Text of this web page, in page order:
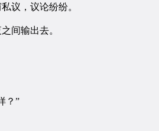
议，议论纷纷。
间输出去。
？”